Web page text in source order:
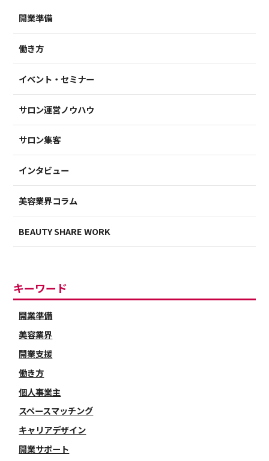
開業準備
働き方
イベント・セミナー
サロン運営ノウハウ
サロン集客
インタビュー
美容業界コラム
BEAUTY SHARE WORK
キーワード
開業準備
美容業界
開業支援
働き方
個人事業主
スペースマッチング
キャリアデザイン
開業サポート